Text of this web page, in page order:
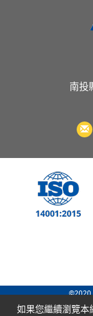
南投
©2020
Designed byGTMC|
如果您繼續瀏覽本